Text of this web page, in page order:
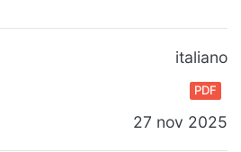
italiano
PDF
27 nov 2025